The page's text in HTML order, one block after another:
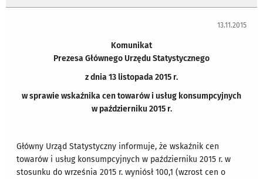
13.11.2015
Komunikat
Prezesa Głównego Urzędu Statystycznego
z dnia 13 listopada 2015 r.
w sprawie wskaźnika cen towarów i usług konsumpcyjnych
w październiku 2015 r.
Główny Urząd Statystyczny informuje, że wskaźnik cen
towarów i usług konsumpcyjnych w październiku 2015 r. w
stosunku do września 2015 r. wyniósł 100,1 (wzrost cen o